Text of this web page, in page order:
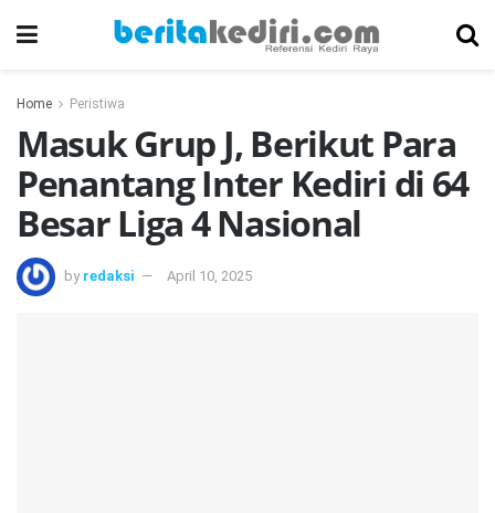
Home Peristiwa
Masuk Grup J, Berikut Para
Penantang Inter Kediri di 64
Besar Liga 4 Nasional
by redaksi April 10, 2025